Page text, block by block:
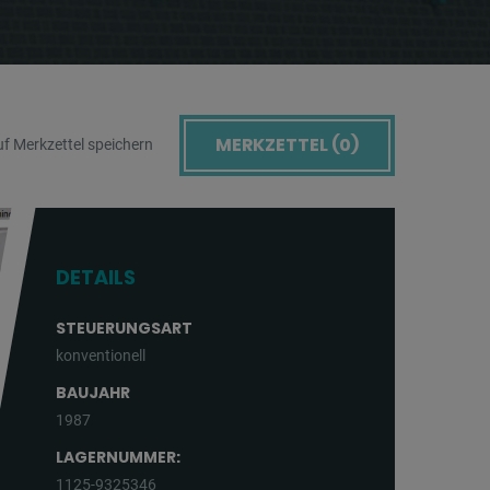
Merkzettel speichern MERKZETTEL (0)
DETAILS
STEUERUNGSART
konventionell
BAUJAHR
1987
LAGERNUMMER:
1125-9325346